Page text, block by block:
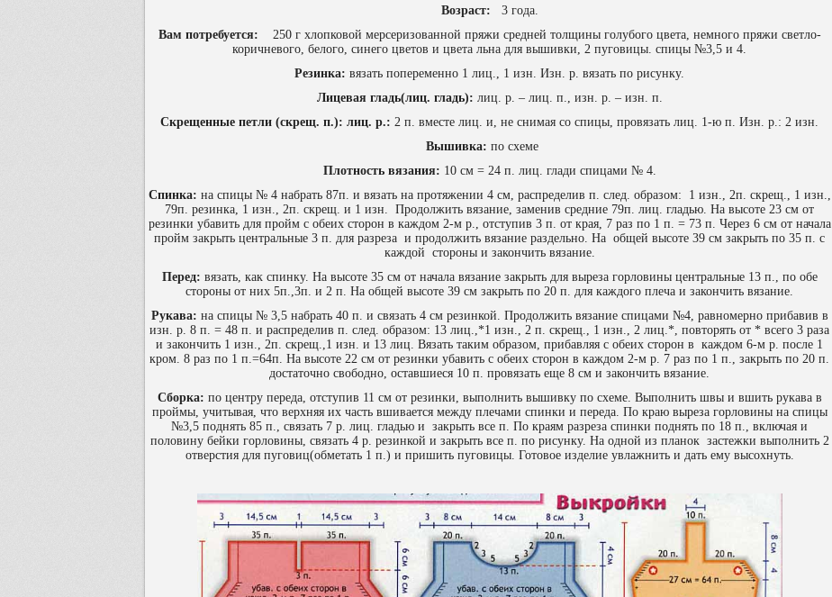
Возраст: 3 года.
Вам потребуется:
250 г хлопковой мерсеризованной пряжи средней толщины голубого цвета, немного пряжи светло-
коричневого, белого, синего цветов и цвета льна для вышивки, 2 пуговицы. спицы №3,5 и 4.
Резинка: вязать попеременно 1 лиц., 1 изн. Изн. р. вязать по рисунку.
Лицевая гладь(лиц. гладь): лиц. р. – лиц. п., изн. р. – изн. п.
Скрещенные петли (скрещ. п.): лиц. р.: 2 п. вместе лиц. и, не снимая со спицы, провязать лиц. 1-ю п. Изн. р.: 2 изн.
Вышивка: по схеме
Плотность вязания: 10 см = 24 п. лиц. глади спицами № 4.
Спинка: на спицы № 4 набрать 87п. и вязать на протяжении 4 см, распределив п. след. образом: 1 изн., 2п. скрещ., 1 изн.,
79п. резинка, 1 изн., 2п. скрещ. и 1 изн. Продолжить вязание, заменив средние 79п. лиц. гладью. На высоте 23 см от
резинки убавить для пройм с обеих сторон в каждом 2-м р., отступив 3 п. от края, 7 раз по 1 п. = 73 п. Через 6 см от начала
пройм закрыть центральные 3 п. для разреза и продолжить вязание раздельно. На общей высоте 39 см закрыть по 35 п. с
каждой стороны и закончить вязание.
Перед: вязать, как спинку. На высоте 35 см от начала вязание закрыть для выреза горловины центральные 13 п., по обе
стороны от них 5п.,3п. и 2 п. На общей высоте 39 см закрыть по 20 п. для каждого плеча и закончить вязание.
Рукава: на спицы № 3,5 набрать 40 п. и связать 4 см резинкой. Продолжить вязание спицами №4, равномерно прибавив в
изн. р. 8 п. = 48 п. и распределив п. след. образом: 13 лиц.,*1 изн., 2 п. скрещ., 1 изн., 2 лиц.*, повторять от * всего 3 раза
и закончить 1 изн., 2п. скрещ.,1 изн. и 13 лиц. Вязать таким образом, прибавляя с обеих сторон в каждом 6-м р. после 1
кром. 8 раз по 1 п.=64п. На высоте 22 см от резинки убавить с обеих сторон в каждом 2-м р. 7 раз по 1 п., закрыть по 20 п.
достаточно свободно, оставшиеся 10 п. провязать еще 8 см и закончить вязание.
Сборка: по центру переда, отступив 11 см от резинки, выполнить вышивку по схеме. Выполнить швы и вшить рукава в
проймы, учитывая, что верхняя их часть вшивается между плечами спинки и переда. По краю выреза горловины на спицы
№3,5 поднять 85 п., связать 7 р. лиц. гладью и закрыть все п. По краям разреза спинки поднять по 18 п., включая и
половину бейки горловины, связать 4 р. резинкой и закрыть все п. по рисунку. На одной из планок застежки выполнить 2
отверстия для пуговиц(обметать 1 п.) и пришить пуговицы. Готовое изделие увлажнить и дать ему высохнуть.